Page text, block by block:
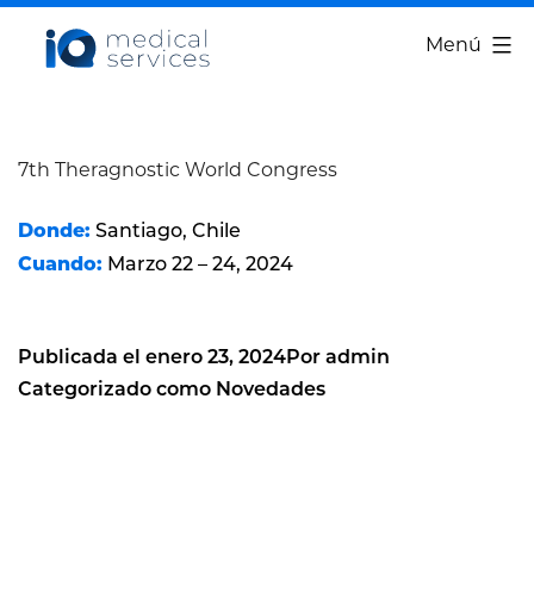
IQ
Medical
Menú
7th Theragnostic World Congress
Donde: Santiago, Chile
Cuando: Marzo 22 – 24, 2024
Publicada el enero 23, 2024Por admin
Categorizado como Novedades